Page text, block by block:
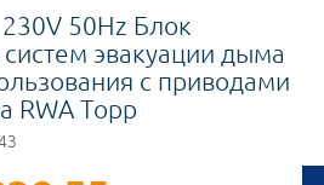
50Hz Блок
эвакуации дыма
с приводами
RWA Topp